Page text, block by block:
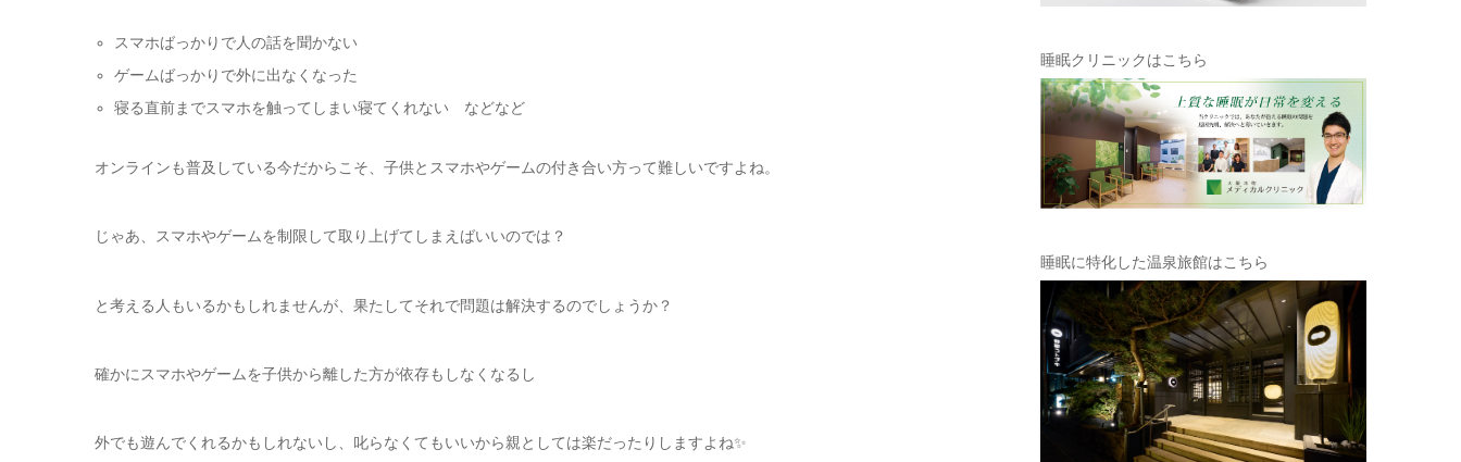
スマホばっかりで人の話を聞かない
ゲームばっかりで外に出なくなった
寝る直前までスマホを触ってしまい寝てくれない などなど
オンラインも普及している今だからこそ、子供とスマホやゲームの付き合い方って難しいですよね。
じゃあ、スマホやゲームを制限して取り上げてしまえばいいのでは？
と考える人もいるかもしれませんが、果たしてそれで問題は解決するのでしょうか？
確かにスマホやゲームを子供から離した方が依存もしなくなるし
外でも遊んでくれるかもしれないし、叱らなくてもいいから親としては楽だったりしますよね✨
睡眠クリニックはこちら
睡眠に特化した温泉旅館はこちら